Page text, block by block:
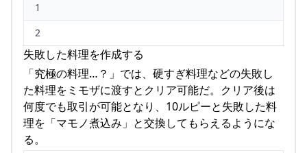
1
2
失敗した料理を作成する
「究極の料理…？」では、硬すぎ料理などの失敗し
た料理をミモザに渡すとクリア可能だ。クリア後は
何度でも取引が可能となり、10ルピーと失敗した料
理を「マモノ煮込み」と交換してもらえるようにな
る。